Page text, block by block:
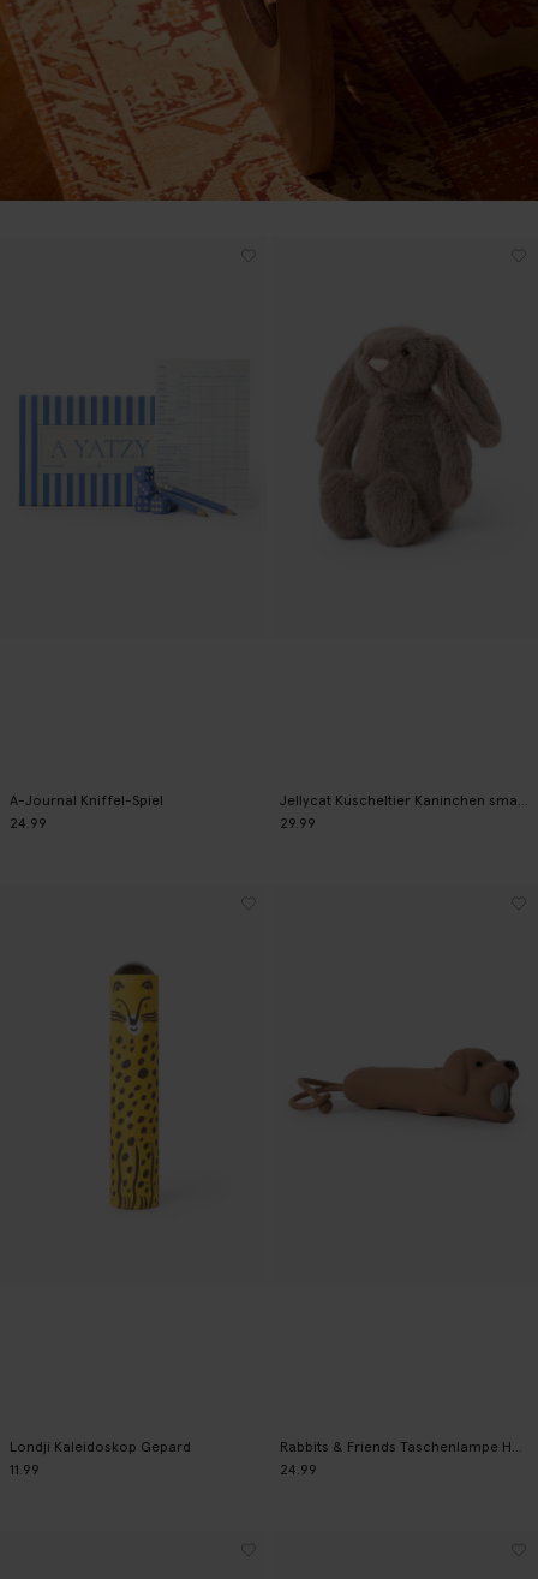
A-Journal Kniffel-Spiel
24.99
29.99
Londji Kaleidoskop Gepard
11.99
Rabbits & Friends Taschenlampe Hund
24.99